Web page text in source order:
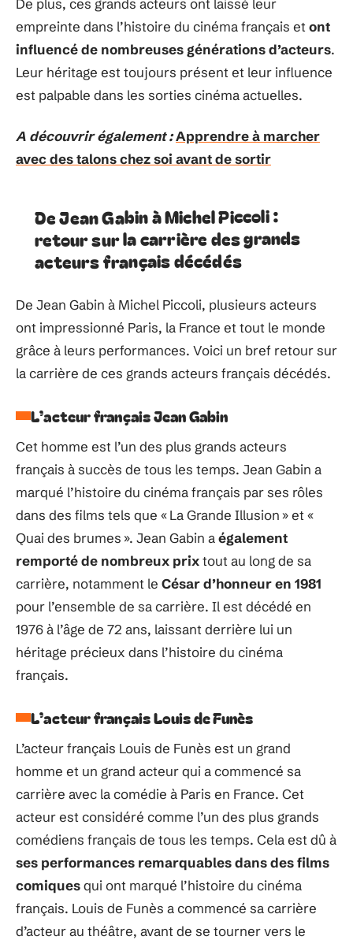
De plus, ces grands acteurs ont laissé leur
empreinte dans l’histoire du cinéma français et ont
influencé de nombreuses générations d’acteurs.
Leur héritage est toujours présent et leur influence
est palpable dans les sorties cinéma actuelles.
A découvrir également :Apprendre à marcher
avec des talons chez soi avant de sortir
De Jean Gabin à Michel Piccoli :
retour sur la carrière des grands
acteurs français décédés
De Jean Gabin à Michel Piccoli, plusieurs acteurs
ont impressionné Paris, la France et tout le monde
grâce à leurs performances. Voici un bref retour sur
la carrière de ces grands acteurs français décédés.
L’acteur français Jean Gabin
Cet homme est l’un des plus grands acteurs
français à succès de tous les temps. Jean Gabin a
marqué l’histoire du cinéma français par ses rôles
dans des films tels que « La Grande Illusion » et «
Quai des brumes ». Jean Gabin aégalement
remporté de nombreux prixtout au long de sa
carrière, notamment le César d’honneur en 1981
pour l’ensemble de sa carrière. Il est décédé en
1976 à l’âge de 72 ans, laissant derrière lui un
héritage précieux dans l’histoire du cinéma
français.
L’acteur français Louis de Funès
L’acteur français Louis de Funès est un grand
homme et un grand acteur qui a commencé sa
carrière avec la comédie à Paris en France. Cet
acteur est considéré comme l’un des plus grands
comédiens français de tous les temps. Cela est dû à
ses performances remarquables dans des films
comiquesqui ont marqué l’histoire du cinéma
français. Louis de Funès a commencé sa carrière
d’acteur au théâtre, avant de se tourner vers le